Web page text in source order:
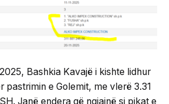
Bashkia Kavajë i kishte lidhur
pastrimin e Golemit, me vlerë 3.31
Janë endera që ngjajnë si pikat e